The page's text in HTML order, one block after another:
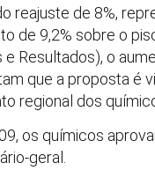
reajuste de 8%,
de 9,2% sobre o
e Resultados), o
que a proposta é
regional dos
os químicos
geral.